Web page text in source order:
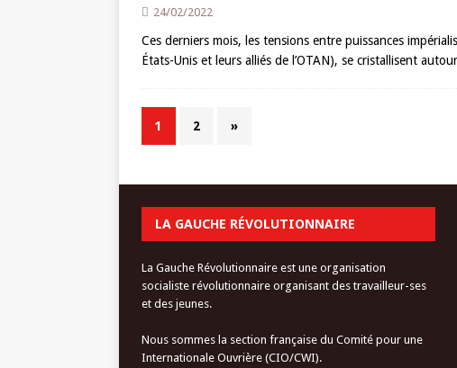
24/02/2022
Ces derniers mois, les tensions entre puissances
États-Unis et leurs alliés de l’OTAN), se cristallisent
1 2 »
LA GAUCHE RÉVOLUTIONNAIRE
La Gauche Révolutionnaire est une organisation
socialiste révolutionnaire organisant des travailleur-ses
et des jeunes.
Nous sommes la section française du Comité pour une
Internationale Ouvrière (CIO/CWI).